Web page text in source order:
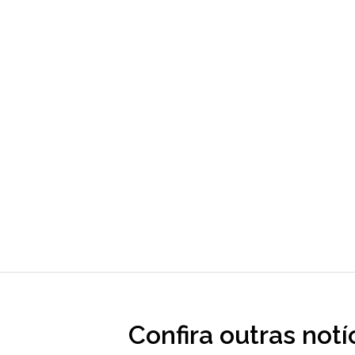
Confira outras